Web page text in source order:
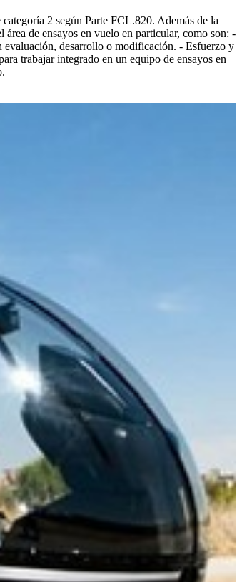
2 según Parte FCL.820. Además de la
de ensayos en vuelo en particular, como son: -
evaluación, desarrollo o modificación. - Esfuerzo y
trabajar integrado en un equipo de ensayos en